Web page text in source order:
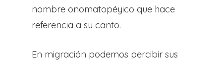
nombre onomatopéyico que hace
referencia a su canto.
En migración podemos percibir sus